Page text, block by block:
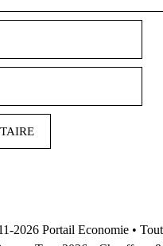
2026 Portail Economie•